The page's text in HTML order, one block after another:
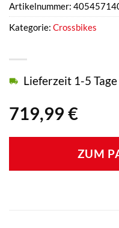
719,99 €
Lieferzeit 1-5 Tage
ZUM
Artikelnummer:
Kategorie: Crossbikes